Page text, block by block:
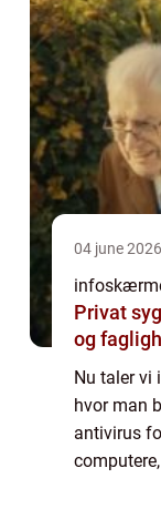
04 june 2026
Privat
og
Nu taler vi
hvor man
antivirus